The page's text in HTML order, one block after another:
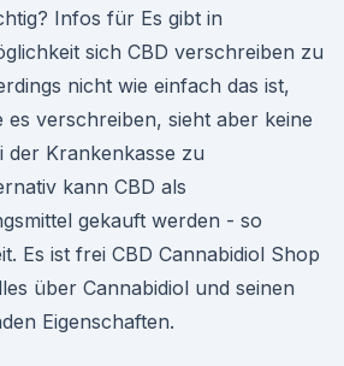
Infos für Es gibt in
sich CBD verschreiben zu
nicht wie einfach das ist,
es verschreiben, sieht aber keine
der Krankenkasse zu
kann CBD als
gekauft werden - so
Es ist frei CBD Cannabidiol Shop
über Cannabidiol und seinen
Eigenschaften.